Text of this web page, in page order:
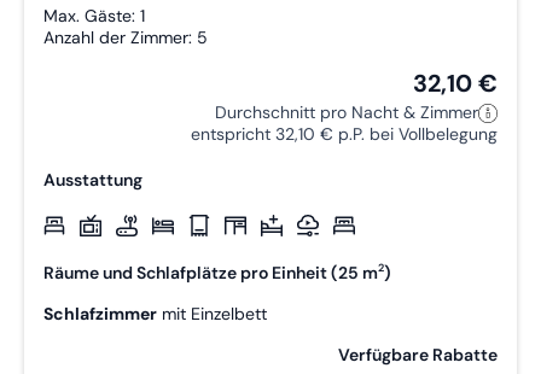
Max. Gäste: 1
Anzahl der Zimmer: 5
32,10 €
Durchschnitt pro Nacht & Zimmer
entspricht 32,10 € p.P. bei Vollbelegung
Ausstattung
Räume und Schlafplätze pro Einheit (25 m2)
Schlafzimmer mit Einzelbett
Verfügbare Rabatte